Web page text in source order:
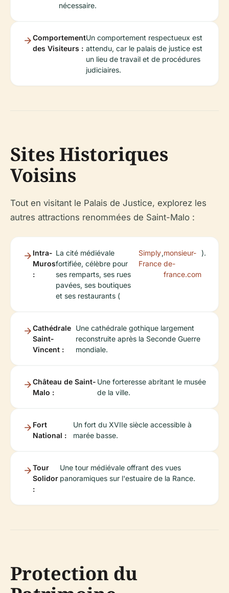
nécessaire.
Comportement
des Visiteurs :
Un comportement respectueux est
attendu, car le palais de justice est
un lieu de travail et de procédures
judiciaires.
Sites Historiques
Voisins
Tout en visitant le Palais de Justice, explorez les
autres attractions renommées de Saint-Malo :
Intra-
Muros
:
La cité médiévale
fortifiée, célèbre pour
ses remparts, ses rues
pavées, ses boutiques
et ses restaurants (
Simply
France
,monsieur-
de-
france.com
).
Cathédrale
Saint-
Vincent :
Une cathédrale gothique largement
reconstruite après la Seconde Guerre
mondiale.
Château de Saint-
Malo :
Une forteresse abritant le musée
de la ville.
Fort
National :
Un fort du XVIIe siècle accessible à
marée basse.
Tour
Solidor
:
Une tour médiévale offrant des vues
panoramiques sur l'estuaire de la Rance.
Protection du